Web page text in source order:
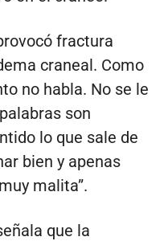
fractura
craneal. Como
no habla. No se le
son
lo que sale de
bien y apenas
malita”.
que la